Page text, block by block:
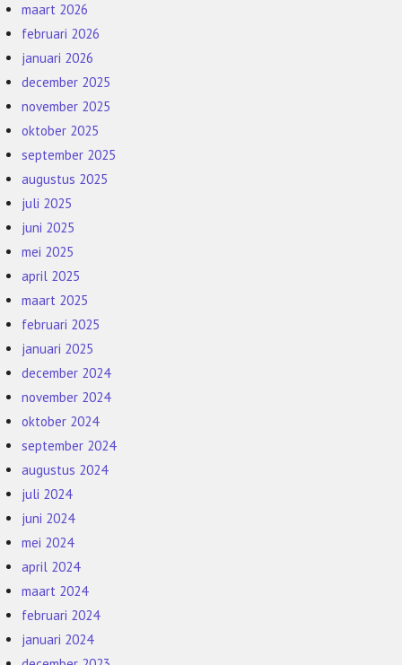
maart 2026
februari 2026
januari 2026
december 2025
november 2025
oktober 2025
september 2025
augustus 2025
juli 2025
juni 2025
mei 2025
april 2025
maart 2025
februari 2025
januari 2025
december 2024
november 2024
oktober 2024
september 2024
augustus 2024
juli 2024
juni 2024
mei 2024
april 2024
maart 2024
februari 2024
januari 2024